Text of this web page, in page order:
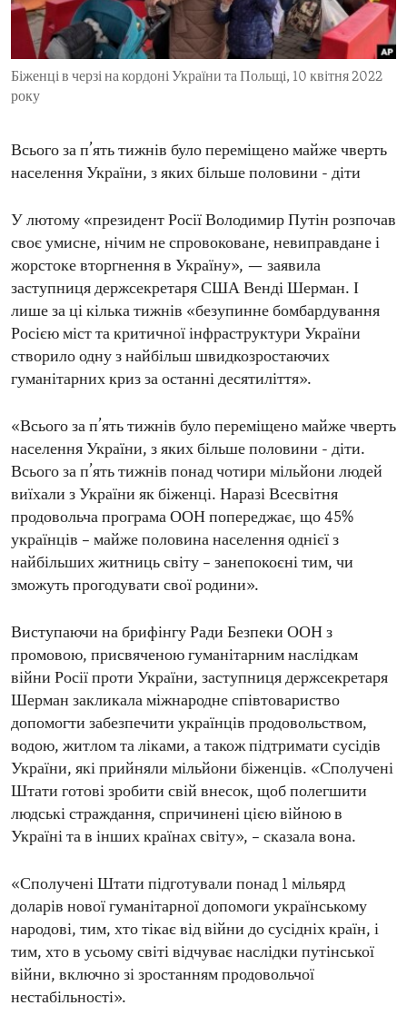
ENVIRONMENT AND HEALTH
IDEALS AND INSTITUTIONS
Біженці в черзі на кордоні України та Польщі, 10 квітня 2022
року
Всього за п’ять тижнів було переміщено майже чверть
населення України, з яких більше половини - діти
У лютому «президент Росії Володимир Путін розпочав
своє умисне, нічим не спровоковане, невиправдане і
жорстоке вторгнення в Україну», — заявила
заступниця держсекретаря США Венді Шерман. І
лише за ці кілька тижнів «безупинне бомбардування
Росією міст та критичної інфраструктури України
створило одну з найбільш швидкозростаючих
гуманітарних криз за останні десятиліття».
«Всього за п’ять тижнів було переміщено майже чверть
населення України, з яких більше половини - діти.
Всього за п’ять тижнів понад чотири мільйони людей
виїхали з України як біженці. Наразі Всесвітня
продовольча програма ООН попереджає, що 45%
українців – майже половина населення однієї з
найбільших житниць світу – занепокоєні тим, чи
зможуть прогодувати свої родини».
Виступаючи на брифінгу Ради Безпеки ООН з
промовою, присвяченою гуманітарним наслідкам
війни Росії проти України, заступниця держсекретаря
Шерман закликала міжнародне співтовариство
допомогти забезпечити українців продовольством,
водою, житлом та ліками, а також підтримати сусідів
України, які прийняли мільйони біженців. «Сполучені
Штати готові зробити свій внесок, щоб полегшити
людські страждання, спричинені цією війною в
Україні та в інших країнах світу», – сказала вона.
«Сполучені Штати підготували понад 1 мільярд
доларів нової гуманітарної допомоги українському
народові, тим, хто тікає від війни до сусідніх країн, і
тим, хто в усьому світі відчуває наслідки путінської
війни, включно зі зростанням продовольчої
нестабільності».